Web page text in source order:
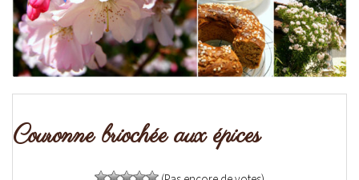
Couronne briochée aux épices